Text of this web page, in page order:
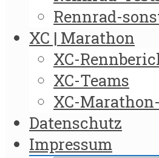
Rennrad-
XC | Marathon
XC-
XC-Teams
XC-
Datenschutz
Impressum